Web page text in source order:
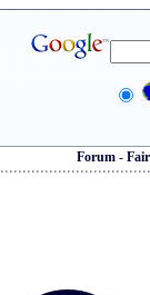
Forum -